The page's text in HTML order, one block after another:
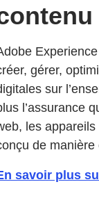
gérer,
sur
l’assurance
les
de
savoir plus